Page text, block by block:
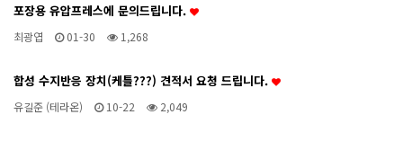
포장용 유압프레스에 문의드립니다.
최광엽 01-30 1,268
합성 수지반응 장치(케틀???) 견적서 요청 드립니다.
유길준 (테라온) 10-22 2,049